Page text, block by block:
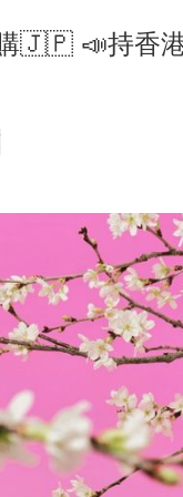
🇯🇵 📣持香港